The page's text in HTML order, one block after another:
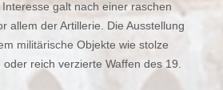
galt nach einer raschen
allem der Artillerie. Die Ausstellung
militärische Objekte wie stolze
reich verzierte Waffen des 19.